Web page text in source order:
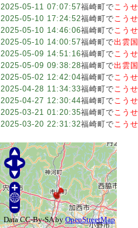
2025-05-11 07:07:57福崎町でこう
2025-05-10 17:24:52福崎町でこう
2025-05-10 14:46:06福崎町でこう
2025-05-10 14:00:57福崎町で出雲国
2025-05-09 14:51:16福崎町でこう
2025-05-09 09:38:28福崎町で出雲国
2025-05-02 12:42:04福崎町でこう
2025-04-28 11:34:33福崎町でこう
2025-04-27 12:30:44福崎町でこう
2025-03-21 01:20:35福崎町でこう
2025-03-20 22:31:32福崎町でこう